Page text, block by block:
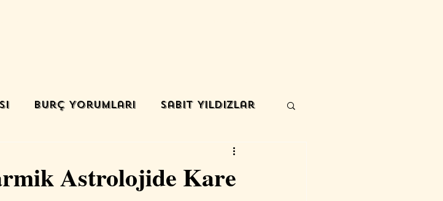
Burç Yorumları Sabit Yıldızlar
Astrolojide Kare